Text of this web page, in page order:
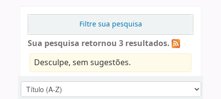
Filtre sua pesquisa
Sua pesquisa retornou 3 resultados.
Desculpe, sem sugestões.